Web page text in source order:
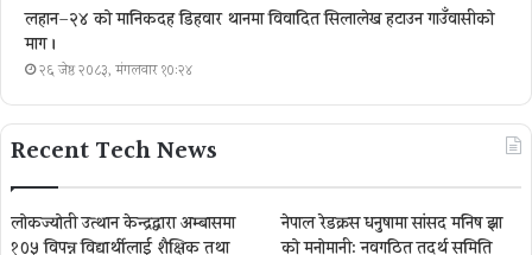
लहान–२४ को मानिकदह डिहवार थानमा विवादित सिलालेख हटाउन गाउँवासीको
माग ।
२६ जेष्ठ २०८३, मंगलवार १०:२४
Recent Tech News
लोकज्योती उत्थान केन्द्रद्वारा अम्बासमा
१०५ विपन्न विद्यार्थीलाई शैक्षिक तथा
नेपाल रेडक्रस धनुषामा सांसद मनिष झा
को मनोमानी: नवगठित तदर्थ समिति